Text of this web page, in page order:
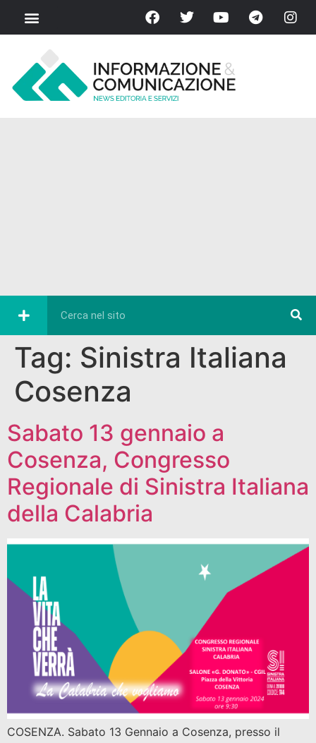
Tag: Sinistra Italiana
Cosenza
Sabato 13 gennaio a
Cosenza, Congresso
Regionale di Sinistra Italiana
della Calabria
COSENZA. Sabato 13 Gennaio a Cosenza, presso il